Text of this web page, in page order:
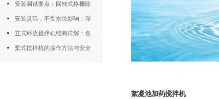
逻辑安装调试要点：回转式格栅除
污机的土建配合要求与水平度校准
安装灵活，不受水位影响：浮
筒式曝气机的结构优势与适用场景
立式环流搅拌机结构详解：各
部件的功能与协同
桨式搅拌机的操作方法与安全
絮凝池加药搅拌机